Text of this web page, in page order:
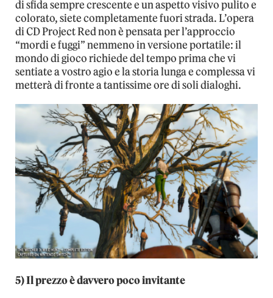
di sfida sempre crescente e un aspetto visivo pulito e
colorato, siete completamente fuori strada. L’opera
di CD Project Red non è pensata per l’approccio
“mordi e fuggi” nemmeno in versione portatile: il
mondo di gioco richiede del tempo prima che vi
sentiate a vostro agio e la storia lunga e complessa vi
metterà di fronte a tantissime ore di soli dialoghi.
5) Il prezzo è davvero poco invitante